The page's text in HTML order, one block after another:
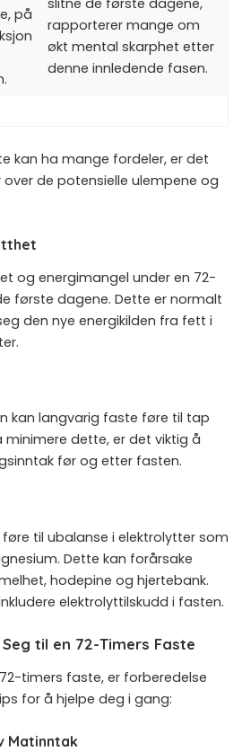
på
rapporterer mange om
økt mental skarphet etter
denne innledende fasen.
kan ha mange fordeler, er det
de potensielle ulempene og
og energimangel under en 72-
første dagene. Dette er normalt
den nye energikilden fra fett i
kan langvarig faste føre til tap
minimere dette, er det viktig å
før og etter fasten.
til ubalanse i elektrolytter som
Dette kan forårsake
hodepine og hjertebank.
elektrolyttilskudd i fasten.
til en 72-Timers Faste
timers faste, er forberedelse
for å hjelpe deg i gang:
Matinntak